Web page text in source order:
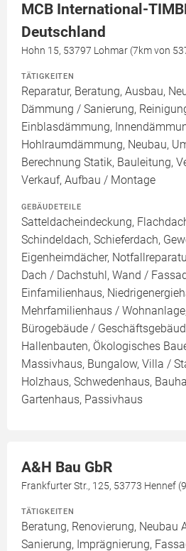
MCB International-
Deutschland
Hohn 15, 53797 Lohmar (7km von
TÄTIGKEITEN
Reparatur, Beratung, Ausbau,
Dämmung / Sanierung,
Einblasdämmung,
Hohlraumdämmung, Neubau,
Berechnung Statik, Bauleitung,
Verkauf, Aufbau / Montage
GEBÄUDETEILE
Satteldacheindeckung,
Schindeldach, Schieferdach,
Eigenheimdächer,
Dach / Dachstuhl, Wand /
Einfamilienhaus,
Mehrfamilienhaus /
Bürogebäude /
Hallenbauten, Ökologisches
Massivhaus, Bungalow, Villa /
Holzhaus, Schwedenhaus,
Gartenhaus, Passivhaus
A&H Bau GbR
Frankfurter Str., 125, 53773 Hennef
TÄTIGKEITEN
Beratung, Renovierung, Neubau
Sanierung, Imprägnierung,